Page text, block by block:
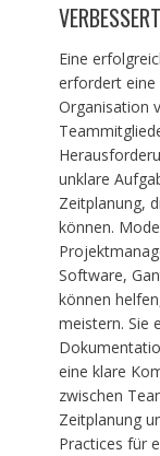
Eine
erfordert eine
Organisation
unklare
Zeitplanung,
können.
Software,
können
meistern. Sie
eine klare
zwischen
Zeitplanung
Practices für